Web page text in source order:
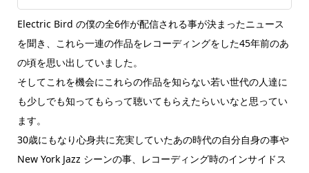
Electric Bird の僕の全6作が配信される事が決まったニュース
を聞き、これら一連の作品をレコーディングをした45年前のあ
の頃を思い出していました。
そしてこれを機会にこれらの作品を知らない若い世代の人達に
も少しでも知ってもらって聴いてもらえたらいいなと思ってい
ます。
30歳にもなり心身共に充実していたあの時代の自分自身の事や
New York Jazz シーンの事、レコーディング時のインサイドス